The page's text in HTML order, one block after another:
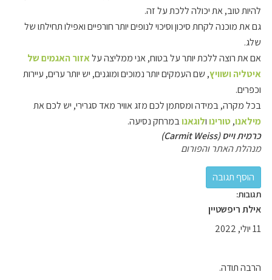
להיות טוב, את יכולה ללכת על זה.
גם את מוכנה לקחת סיכון וסיכוי לנופים יותר חורפיים ואפילו תחילתו של
שלג.
אם את רוצה ללכת יותר על בטוח, אני ממליצה עלאזור האגמים של
איטליה ושוויץ, שם העמקים יותר נמוכים ומוגנים, יש יותר ערים, עיירות
וכפרים.
בכל מקרה, במידה ומסתמן לכם מזג אוויר מאד סגרירי, יש לכם את
מילאנו,טורינו ולוגאנובמרחק נסיעה.
כרמית וייס (Carmit Weiss)
מנהלת האתר והפורום
תגובות:
אילת ריפשטיין
11 יולי, 2022
הרבה תודה.